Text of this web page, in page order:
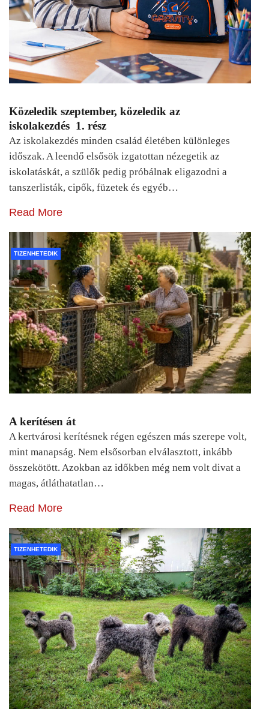
Közeledik szeptember, közeledik az
iskolakezdés 1. rész
Az iskolakezdés minden család életében különleges
időszak. A leendő elsősök izgatottan nézegetik az
iskolatáskát, a szülők pedig próbálnak eligazodni a
tanszerlisták, cipők, füzetek és egyéb…
Read More
TIZENHETEDIK
A kerítésen át
A kertvárosi kerítésnek régen egészen más szerepe volt,
mint manapság. Nem elsősorban elválasztott, inkább
összekötött. Azokban az időkben még nem volt divat a
magas, átláthatatlan…
Read More
TIZENHETEDIK